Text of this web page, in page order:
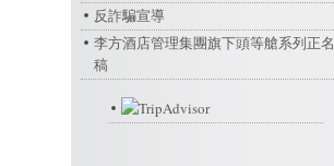
反詐騙宣導
李方酒店管理集團旗下頭等艙系列正名
稿